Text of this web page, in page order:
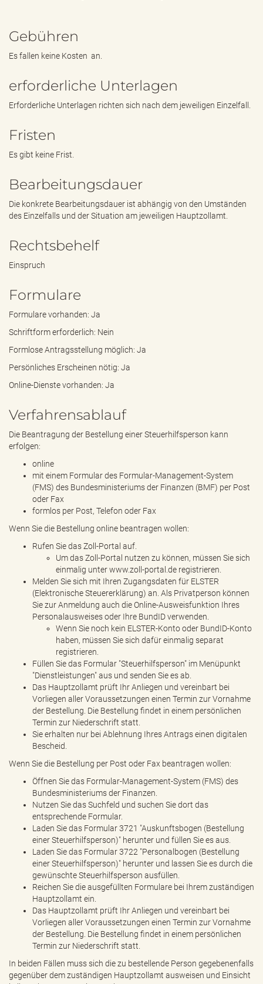
Gebühren
Es fallen keine Kosten an.
erforderliche Unterlagen
Erforderliche Unterlagen richten sich nach dem jeweiligen Einzelfall.
Fristen
Es gibt keine Frist.
Bearbeitungsdauer
Die konkrete Bearbeitungsdauer ist abhängig von den Umständen
des Einzelfalls und der Situation am jeweiligen Hauptzollamt.
Rechtsbehelf
Einspruch
Formulare
Formulare vorhanden: Ja
Schriftform erforderlich: Nein
Formlose Antragsstellung möglich: Ja
Persönliches Erscheinen nötig: Ja
Online-Dienste vorhanden: Ja
Verfahrensablauf
Die Beantragung der Bestellung einer Steuerhilfsperson kann
erfolgen:
online
mit einem Formular des Formular-Management-System
(FMS) des Bundesministeriums der Finanzen (BMF) per Post
oder Fax
formlos per Post, Telefon oder Fax
Wenn Sie die Bestellung online beantragen wollen:
Rufen Sie das Zoll-Portal auf.
Um das Zoll-Portal nutzen zu können, müssen Sie sich
einmalig unter www.zoll-portal.de registrieren.
Melden Sie sich mit Ihren Zugangsdaten für ELSTER
(Elektronische Steuererklärung) an. Als Privatperson können
Sie zur Anmeldung auch die Online-Ausweisfunktion Ihres
Personalausweises oder Ihre BundID verwenden.
Wenn Sie noch kein ELSTER-Konto oder BundID-Konto
haben, müssen Sie sich dafür einmalig separat
registrieren.
Füllen Sie das Formular "Steuerhilfsperson" im Menüpunkt
"Dienstleistungen" aus und senden Sie es ab.
Das Hauptzollamt prüft Ihr Anliegen und vereinbart bei
Vorliegen aller Voraussetzungen einen Termin zur Vornahme
der Bestellung. Die Bestellung findet in einem persönlichen
Termin zur Niederschrift statt.
Sie erhalten nur bei Ablehnung Ihres Antrags einen digitalen
Bescheid.
Wenn Sie die Bestellung per Post oder Fax beantragen wollen:
Öffnen Sie das Formular-Management-System (FMS) des
Bundesministeriums der Finanzen.
Nutzen Sie das Suchfeld und suchen Sie dort das
entsprechende Formular.
Laden Sie das Formular 3721 "Auskunftsbogen (Bestellung
einer Steuerhilfsperson)" herunter und füllen Sie es aus.
Laden Sie das Formular 3722 "Personalbogen (Bestellung
einer Steuerhilfsperson)" herunter und lassen Sie es durch die
gewünschte Steuerhilfsperson ausfüllen.
Reichen Sie die ausgefüllten Formulare bei Ihrem zuständigen
Hauptzollamt ein.
Das Hauptzollamt prüft Ihr Anliegen und vereinbart bei
Vorliegen aller Voraussetzungen einen Termin zur Vornahme
der Bestellung. Die Bestellung findet in einem persönlichen
Termin zur Niederschrift statt.
In beiden Fällen muss sich die zu bestellende Person gegebenenfalls
gegenüber dem zuständigen Hauptzollamt ausweisen und Einsicht